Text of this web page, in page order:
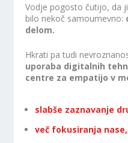
Vodje pogosto čutijo, da
bilo nekoč samoumevno:
delom.
Hkrati pa tudi
uporaba digitalnih
centre za empatijo v
slabše zaznavanje
več fokusiranja nase,